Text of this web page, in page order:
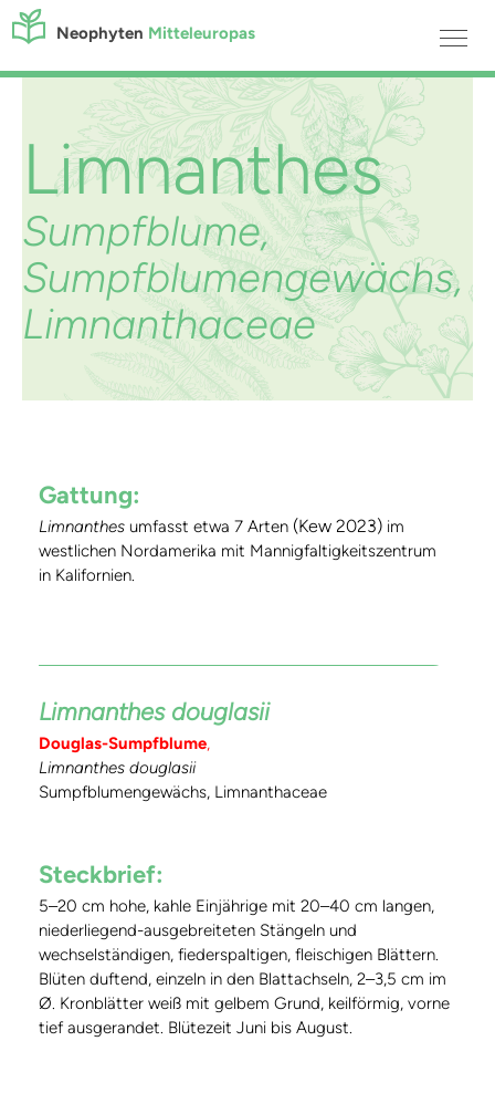
Neophyten Mitteleuropas
Limnanthes
Sumpfblume,
Sumpfblumengewächs,
Limnanthaceae
Gattung:
Limnanthes umfasst etwa 7 Arten (Kew 2023) im
westlichen Nordamerika mit Mannigfaltigkeitszentrum
in Kalifornien.
Limnanthes douglasii
Douglas-Sumpfblume,
Limnanthes douglasii
Sumpfblumengewächs, Limnanthaceae
Steckbrief:
5–20 cm hohe, kahle Einjährige mit 20–40 cm langen,
niederliegend-ausgebreiteten Stängeln und
wechselständigen, fiederspaltigen, fleischigen Blättern.
Blüten duftend, einzeln in den Blattachseln, 2–3,5 cm im
Ø. Kronblätter weiß mit gelbem Grund, keilförmig, vorne
tief ausgerandet. Blütezeit Juni bis August.